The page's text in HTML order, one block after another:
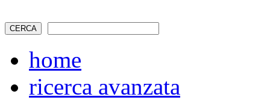
home
ricerca avanzata